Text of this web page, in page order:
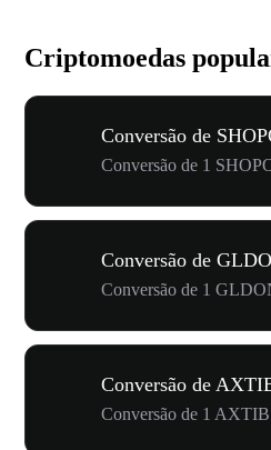
Criptomoedas
Conversão de
Conversão de 1
Conversão de
Conversão de 1
Conversão de
Conversão de 1 AXTIB